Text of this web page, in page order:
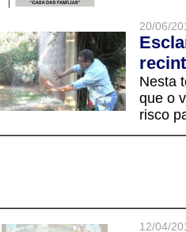
20/06/
Nesta
que o
risco
12/04/